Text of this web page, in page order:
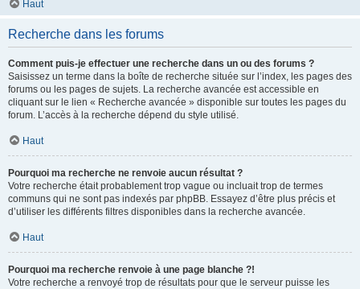
Haut
Recherche dans les forums
Comment puis-je effectuer une recherche dans un ou des forums ?
Saisissez un terme dans la boîte de recherche située sur l’index, les pages des
forums ou les pages de sujets. La recherche avancée est accessible en
cliquant sur le lien « Recherche avancée » disponible sur toutes les pages du
forum. L’accès à la recherche dépend du style utilisé.
Haut
Pourquoi ma recherche ne renvoie aucun résultat ?
Votre recherche était probablement trop vague ou incluait trop de termes
communs qui ne sont pas indexés par phpBB. Essayez d’être plus précis et
d’utiliser les différents filtres disponibles dans la recherche avancée.
Haut
Pourquoi ma recherche renvoie à une page blanche ?!
Votre recherche a renvoyé trop de résultats pour que le serveur puisse les